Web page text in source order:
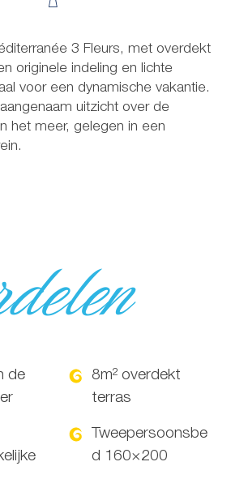
3 Fleurs, met overdekt
originele indeling en lichte
voor een dynamische vakantie.
uitzicht over de
het meer, gelegen in een
de
8m² overdekt
terras
Tweepersoonsbe
d 160×200